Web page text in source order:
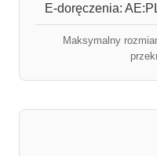
E-doręczenia:
Maksymalny